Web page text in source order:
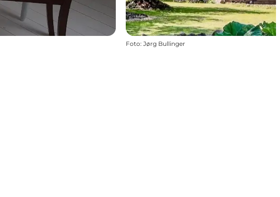
Foto: Jørg Bullinger